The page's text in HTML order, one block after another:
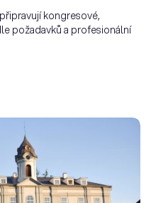
kongresové,
požadavků a profesionální